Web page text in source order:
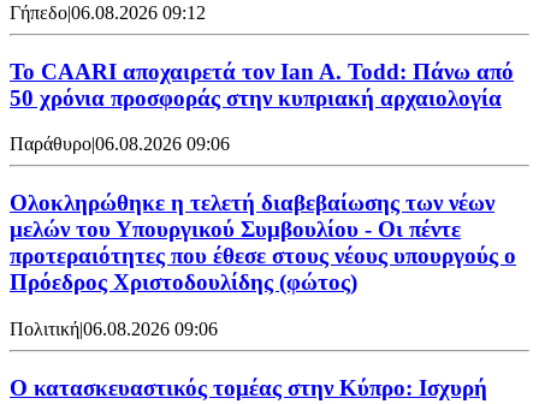
Γήπεδο|06.08.2026 09:12
Το CAARI αποχαιρετά τον Ian A. Todd: Πάνω από
50 χρόνια προσφοράς στην κυπριακή αρχαιολογία
Παράθυρο|06.08.2026 09:06
Ολοκληρώθηκε η τελετή διαβεβαίωσης των νέων
μελών του Υπουργικού Συμβουλίου - Οι πέντε
προτεραιότητες που έθεσε στους νέους υπουργούς ο
Πρόεδρος Χριστοδουλίδης (φώτος)
Πολιτική|06.08.2026 09:06
Ο κατασκευαστικός τομέας στην Κύπρο: Ισχυρή